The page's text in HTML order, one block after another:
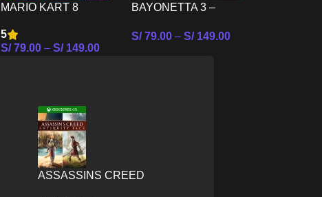
MARIO KART 8
NINTENDO SWITCH
5
S/79.00 – S/149.00
BAYONETTA 3 –
S/79.00 – S/149.00
ASSASSINS CREED